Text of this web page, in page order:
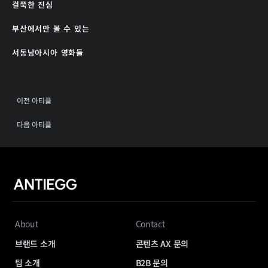
걸쭉한 진심
부산에서만 볼 수 있는
서동남아시아 영화들
이전 아티클
다음 아티클
About
브랜드 소개
팀 소개
Contact
콘텐츠 AX 문의
B2B 문의